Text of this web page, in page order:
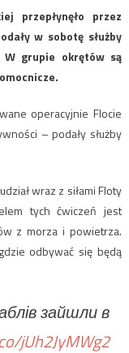
przepłynęło przez
w sobotę służby
W grupie okrętów są
operacyjnie Flocie
– podały służby
wraz z siłami Floty
tych ćwiczeń jest
z morza i powietrza.
odbywać się będą
зайшли в
jUh2JyMWg2